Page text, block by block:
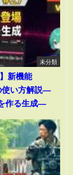
未分類
新機能
使い方解説―
作る生成―